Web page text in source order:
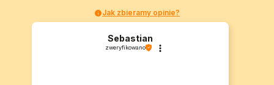
Jak zbieramy opinie?
Sebastian
zweryfikowano